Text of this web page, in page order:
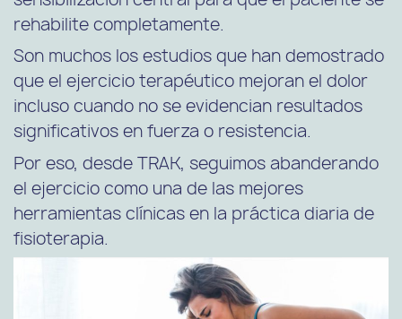
rehabilite completamente.
Son muchos los estudios que han demostrado
que el ejercicio terapéutico mejoran el dolor
incluso cuando no se evidencian resultados
significativos en fuerza o resistencia.
Por eso, desdeTRAK, seguimos abanderando
el ejercicio como una de las mejores
herramientas clínicas en la práctica diaria de
fisioterapia.